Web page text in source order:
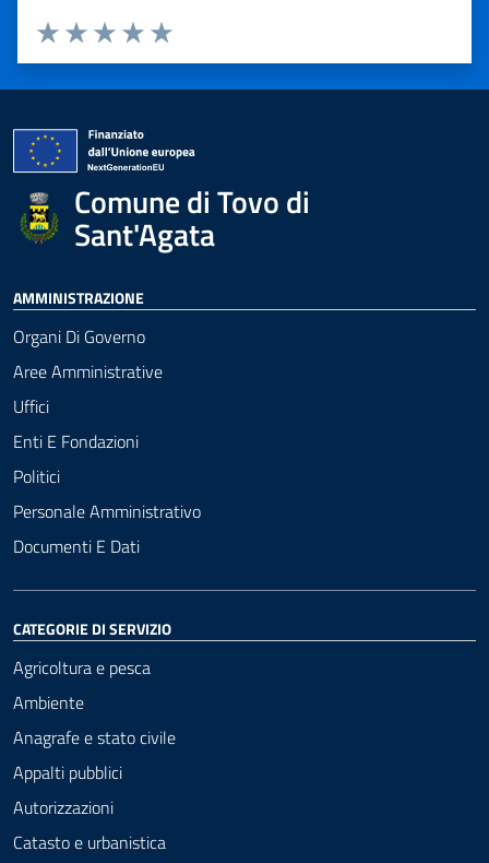
Valuta 5 stelle su 5
Valuta 4 stelle su 5
Valuta 3 stelle su 5
Valuta 2 stelle su 5
Valuta 1 stelle su 5
Comune di Tovo di
Sant'Agata
AMMINISTRAZIONE
Organi Di Governo
Aree Amministrative
Uffici
Enti E Fondazioni
Politici
Personale Amministrativo
Documenti E Dati
CATEGORIE DI SERVIZIO
Agricoltura e pesca
Ambiente
Anagrafe e stato civile
Appalti pubblici
Autorizzazioni
Catasto e urbanistica